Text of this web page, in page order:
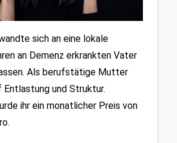
sich an eine lokale
an Demenz erkrankten Vater
Als berufstätige Mutter
und Struktur.
ihr ein monatlicher Preis von